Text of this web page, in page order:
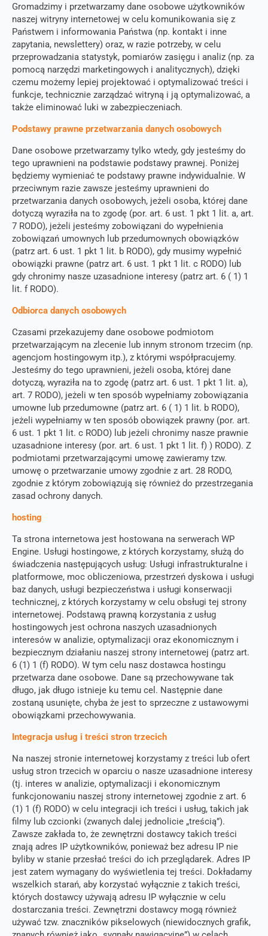
Gromadzimy i przetwarzamy dane osobowe użytkowników
naszej witryny internetowej w celu komunikowania się z
Państwem i informowania Państwa (np. kontakt i inne
zapytania, newslettery) oraz, w razie potrzeby, w celu
przeprowadzania statystyk, pomiarów zasięgu i analiz (np. za
pomocą narzędzi marketingowych i analitycznych), dzięki
czemu możemy lepiej projektować i optymalizować treści i
funkcje, technicznie zarządzać witryną i ją optymalizować, a
także eliminować luki w zabezpieczeniach.
Podstawy prawne przetwarzania danych osobowych
Dane osobowe przetwarzamy tylko wtedy, gdy jesteśmy do
tego uprawnieni na podstawie podstawy prawnej. Poniżej
będziemy wymieniać te podstawy prawne indywidualnie. W
przeciwnym razie zawsze jesteśmy uprawnieni do
przetwarzania danych osobowych, jeżeli osoba, której dane
dotyczą wyraziła na to zgodę (por. art. 6 ust. 1 pkt 1 lit. a, art.
7 RODO), jeżeli jesteśmy zobowiązani do wypełnienia
zobowiązań umownych lub przedumownych obowiązków
(patrz art. 6 ust. 1 pkt 1 lit. b RODO), gdy musimy wypełnić
obowiązki prawne (patrz art. 6 ust. 1 pkt 1 lit. c RODO) lub
gdy chronimy nasze uzasadnione interesy (patrz art. 6 ( 1) 1
lit. f RODO).
Odbiorca danych osobowych
Czasami przekazujemy dane osobowe podmiotom
przetwarzającym na zlecenie lub innym stronom trzecim (np.
agencjom hostingowym itp.), z którymi współpracujemy.
Jesteśmy do tego uprawnieni, jeżeli osoba, której dane
dotyczą, wyraziła na to zgodę (patrz art. 6 ust. 1 pkt 1 lit. a),
art. 7 RODO), jeżeli w ten sposób wypełniamy zobowiązania
umowne lub przedumowne (patrz art. 6 ( 1) 1 lit. b RODO),
jeżeli wypełniamy w ten sposób obowiązek prawny (por. art.
6 ust. 1 pkt 1 lit. c RODO) lub jeżeli chronimy nasze prawnie
uzasadnione interesy (por. art. 6 ust. 1 pkt 1 lit. f) ) RODO). Z
podmiotami przetwarzającymi umowę zawieramy tzw.
umowę o przetwarzanie umowy zgodnie z art. 28 RODO,
zgodnie z którym zobowiązują się również do przestrzegania
zasad ochrony danych.
hosting
Ta strona internetowa jest hostowana na serwerach WP
Engine. Usługi hostingowe, z których korzystamy, służą do
świadczenia następujących usług: Usługi infrastrukturalne i
platformowe, moc obliczeniowa, przestrzeń dyskowa i usługi
baz danych, usługi bezpieczeństwa i usługi konserwacji
technicznej, z których korzystamy w celu obsługi tej strony
internetowej. Podstawą prawną korzystania z usług
hostingowych jest ochrona naszych uzasadnionych
interesów w analizie, optymalizacji oraz ekonomicznym i
bezpiecznym działaniu naszej strony internetowej (patrz art.
6 (1) 1 (f) RODO). W tym celu nasz dostawca hostingu
przetwarza dane osobowe. Dane są przechowywane tak
długo, jak długo istnieje ku temu cel. Następnie dane
zostaną usunięte, chyba że jest to sprzeczne z ustawowymi
obowiązkami przechowywania.
Integracja usług i treści stron trzecich
Na naszej stronie internetowej korzystamy z treści lub ofert
usług stron trzecich w oparciu o nasze uzasadnione interesy
(tj. interes w analizie, optymalizacji i ekonomicznym
funkcjonowaniu naszej strony internetowej zgodnie z art. 6
(1) 1 (f) RODO) w celu integracji ich treści i usług, takich jak
filmy lub czcionki (zwanych dalej jednolicie „treścią”).
Zawsze zakłada to, że zewnętrzni dostawcy takich treści
znają adres IP użytkowników, ponieważ bez adresu IP nie
byliby w stanie przesłać treści do ich przeglądarek. Adres IP
jest zatem wymagany do wyświetlenia tej treści. Dokładamy
wszelkich starań, aby korzystać wyłącznie z takich treści,
których dostawcy używają adresu IP wyłącznie w celu
dostarczania treści. Zewnętrzni dostawcy mogą również
używać tzw. znaczników pikselowych (niewidocznych grafik,
w
O
Wyrażam zgodę na przepisy dotyczące ochrony danych
osobowych oraz na przekazanie moich danych
przetwarzania moich danych*
Wyślij